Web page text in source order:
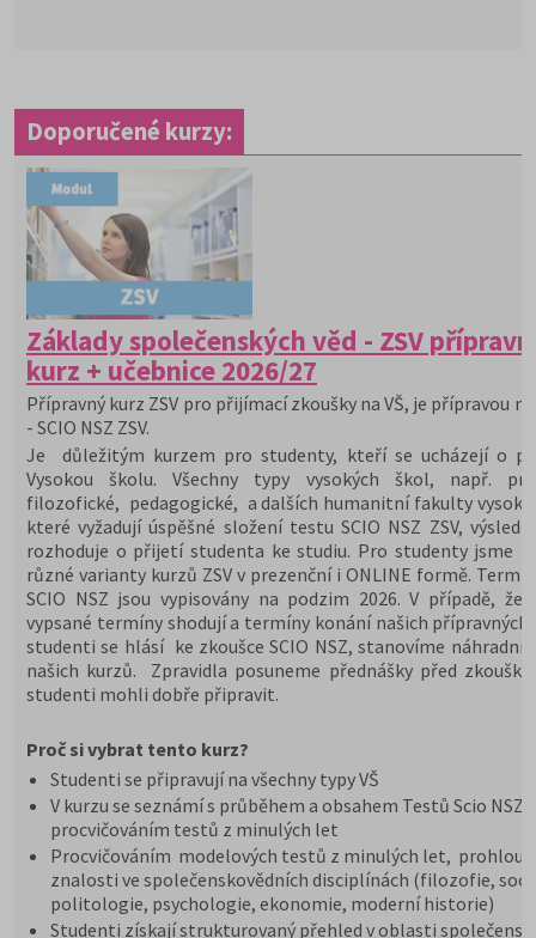
Doporučené kurzy:
Základy společenských věd - ZSV
kurz + učebnice 2026/27
Přípravný kurz ZSV pro přijímací zkoušky na VŠ, je přípravou
- SCIO NSZ ZSV.
Je důležitým kurzem pro studenty, kteří se ucházejí o
Vysokou školu. Všechny typy vysokých škol, např.
filozofické, pedagogické, a dalších humanitní fakulty
které vyžadují úspěšné složení testu SCIO NSZ ZSV,
rozhoduje o přijetí studenta ke studiu. Pro studenty jsme
různé varianty kurzů ZSV v prezenční i ONLINE formě.
SCIO NSZ jsou vypisovány na podzim 2026. V případě,
vypsané termíny shodují a termíny konání našich přípravných
studenti se hlásí ke zkoušce SCIO NSZ, stanovíme náhradní
našich kurzů. Zpravidla posuneme přednášky před
studenti mohli dobře připravit.
Proč si vybrat tento kurz?
Studenti se připravují na všechny typy VŠ
V kurzu se seznámí s průběhem a obsahem Testů Scio NSZ
procvičováním testů z minulých let
Procvičováním modelových testů z minulých let,
znalosti ve společenskovědních disciplínách (filozofie,
politologie, psychologie, ekonomie, moderní historie)
Studenti získají strukturovaný přehled v oblasti